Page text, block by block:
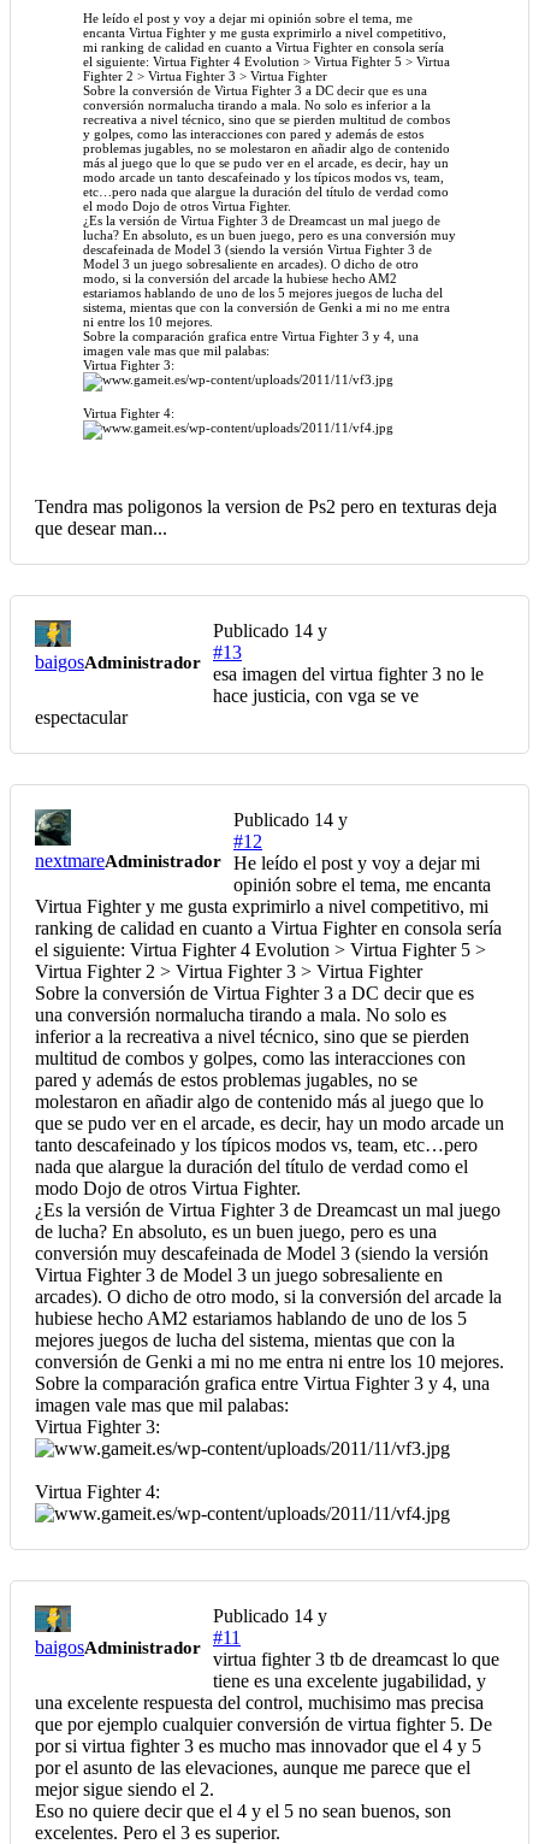
He leído el post y voy a dejar mi opinión sobre el tema, me
encanta Virtua Fighter y me gusta exprimirlo a nivel competitivo,
mi ranking de calidad en cuanto a Virtua Fighter en consola sería
el siguiente: Virtua Fighter 4 Evolution > Virtua Fighter 5 > Virtua
Fighter 2 > Virtua Fighter 3 > Virtua Fighter
Sobre la conversión de Virtua Fighter 3 a DC decir que es una
conversión normalucha tirando a mala. No solo es inferior a la
recreativa a nivel técnico, sino que se pierden multitud de combos
y golpes, como las interacciones con pared y además de estos
problemas jugables, no se molestaron en añadir algo de contenido
más al juego que lo que se pudo ver en el arcade, es decir, hay un
modo arcade un tanto descafeinado y los típicos modos vs, team,
etc…pero nada que alargue la duración del título de verdad como
el modo Dojo de otros Virtua Fighter.
¿Es la versión de Virtua Fighter 3 de Dreamcast un mal juego de
lucha? En absoluto, es un buen juego, pero es una conversión muy
descafeinada de Model 3 (siendo la versión Virtua Fighter 3 de
Model 3 un juego sobresaliente en arcades). O dicho de otro
modo, si la conversión del arcade la hubiese hecho AM2
estariamos hablando de uno de los 5 mejores juegos de lucha del
sistema, mientas que con la conversión de Genki a mi no me entra
ni entre los 10 mejores.
Sobre la comparación grafica entre Virtua Fighter 3 y 4, una
imagen vale mas que mil palabas:
Virtua Fighter 3:
Virtua Fighter 4:
Tendra mas poligonos la version de Ps2 pero en texturas deja
que desear man...
baigosAdministrador
Publicado 14 y
#13
esa imagen del virtua fighter 3 no le
hace justicia, con vga se ve
espectacular
nextmareAdministrador
Publicado 14 y
#12
He leído el post y voy a dejar mi
opinión sobre el tema, me encanta
Virtua Fighter y me gusta exprimirlo a nivel competitivo, mi
ranking de calidad en cuanto a Virtua Fighter en consola sería
el siguiente: Virtua Fighter 4 Evolution > Virtua Fighter 5 >
Virtua Fighter 2 > Virtua Fighter 3 > Virtua Fighter
Sobre la conversión de Virtua Fighter 3 a DC decir que es
una conversión normalucha tirando a mala. No solo es
inferior a la recreativa a nivel técnico, sino que se pierden
multitud de combos y golpes, como las interacciones con
pared y además de estos problemas jugables, no se
molestaron en añadir algo de contenido más al juego que lo
que se pudo ver en el arcade, es decir, hay un modo arcade un
tanto descafeinado y los típicos modos vs, team, etc…pero
nada que alargue la duración del título de verdad como el
modo Dojo de otros Virtua Fighter.
¿Es la versión de Virtua Fighter 3 de Dreamcast un mal juego
de lucha? En absoluto, es un buen juego, pero es una
conversión muy descafeinada de Model 3 (siendo la versión
Virtua Fighter 3 de Model 3 un juego sobresaliente en
arcades). O dicho de otro modo, si la conversión del arcade la
hubiese hecho AM2 estariamos hablando de uno de los 5
mejores juegos de lucha del sistema, mientas que con la
conversión de Genki a mi no me entra ni entre los 10 mejores.
Sobre la comparación grafica entre Virtua Fighter 3 y 4, una
imagen vale mas que mil palabas:
Virtua Fighter 3:
Virtua Fighter 4:
baigosAdministrador
Publicado 14 y
#11
virtua fighter 3 tb de dreamcast lo que
tiene es una excelente jugabilidad, y
una excelente respuesta del control, muchisimo mas precisa
que por ejemplo cualquier conversión de virtua fighter 5. De
por si virtua fighter 3 es mucho mas innovador que el 4 y 5
por el asunto de las elevaciones, aunque me parece que el
mejor sigue siendo el 2.
Eso no quiere decir que el 4 y el 5 no sean buenos, son
excelentes. Pero el 3 es superior.